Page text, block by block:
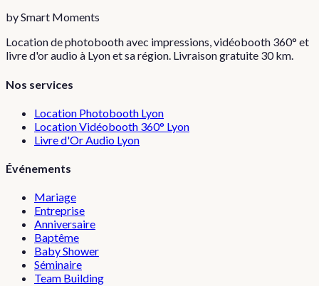
by Smart Moments
Location de photobooth avec impressions, vidéobooth 360° et
livre d'or audio à Lyon et sa région. Livraison gratuite 30 km.
Nos services
Location Photobooth Lyon
Location Vidéobooth 360° Lyon
Livre d'Or Audio Lyon
Événements
Mariage
Entreprise
Anniversaire
Baptême
Baby Shower
Séminaire
Team Building